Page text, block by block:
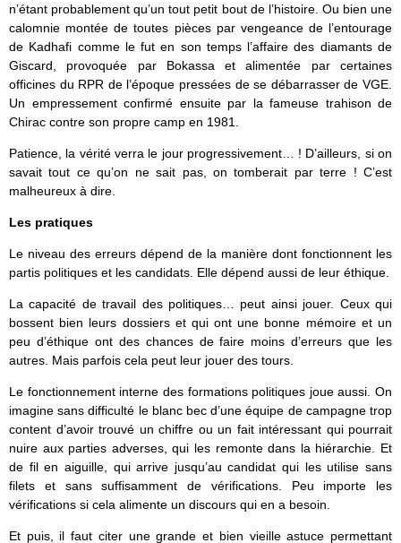
n’étant probablement qu’un tout petit bout de l’histoire. Ou bien une
calomnie montée de toutes pièces par vengeance de l’entourage
de Kadhafi comme le fut en son temps l’affaire des diamants de
Giscard, provoquée par Bokassa et alimentée par certaines
officines du RPR de l’époque pressées de se débarrasser de VGE.
Un empressement confirmé ensuite par la fameuse trahison de
Chirac contre son propre camp en 1981.
Patience, la vérité verra le jour progressivement… ! D’ailleurs, si on
savait tout ce qu’on ne sait pas, on tomberait par terre ! C’est
malheureux à dire.
Les pratiques
Le niveau des erreurs dépend de la manière dont fonctionnent les
partis politiques et les candidats. Elle dépend aussi de leur éthique.
La capacité de travail des politiques… peut ainsi jouer. Ceux qui
bossent bien leurs dossiers et qui ont une bonne mémoire et un
peu d’éthique ont des chances de faire moins d’erreurs que les
autres. Mais parfois cela peut leur jouer des tours.
Le fonctionnement interne des formations politiques joue aussi. On
imagine sans difficulté le blanc bec d’une équipe de campagne trop
content d’avoir trouvé un chiffre ou un fait intéressant qui pourrait
nuire aux parties adverses, qui les remonte dans la hiérarchie. Et
de fil en aiguille, qui arrive jusqu’au candidat qui les utilise sans
filets et sans suffisamment de vérifications. Peu importe les
vérifications si cela alimente un discours qui en a besoin.
Et puis, il faut citer une grande et bien vieille astuce permettant